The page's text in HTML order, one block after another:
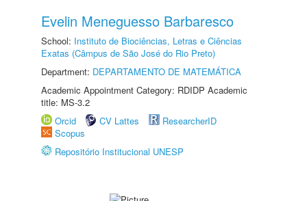
Evelin Meneguesso Barbaresco
School: Instituto de Biociências, Letras e Ciências
Exatas (Câmpus de São José do Rio Preto)
Department: DEPARTAMENTO DE MATEMÁTICA
Academic Appointment Category: RDIDP Academic
title: MS-3.2
Orcid
CV Lattes
ResearcherID
Scopus
Repositório Institucional UNESP